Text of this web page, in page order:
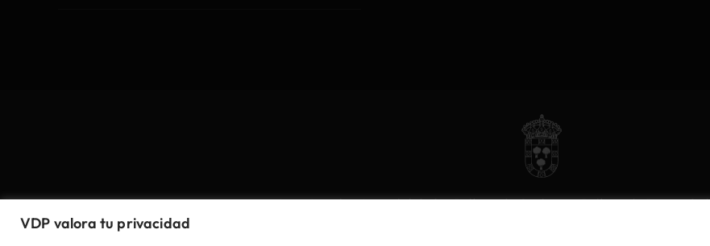
VDP valora tu privacidad
Aviso Legal Accesibilidad Política de Cookies Política de Privacidad